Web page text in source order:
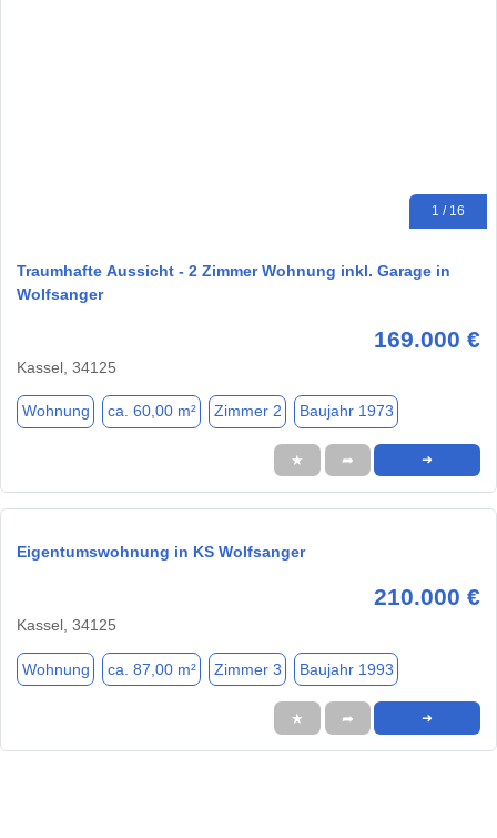
1 / 16
Traumhafte Aussicht - 2 Zimmer Wohnung inkl. Garage in
Wolfsanger
169.000 €
Kassel, 34125
Wohnung ca. 60,00 m² Zimmer 2 Baujahr 1973
★ ➦ ➜
Eigentumswohnung in KS Wolfsanger
210.000 €
Kassel, 34125
Wohnung ca. 87,00 m² Zimmer 3 Baujahr 1993
★ ➦ ➜